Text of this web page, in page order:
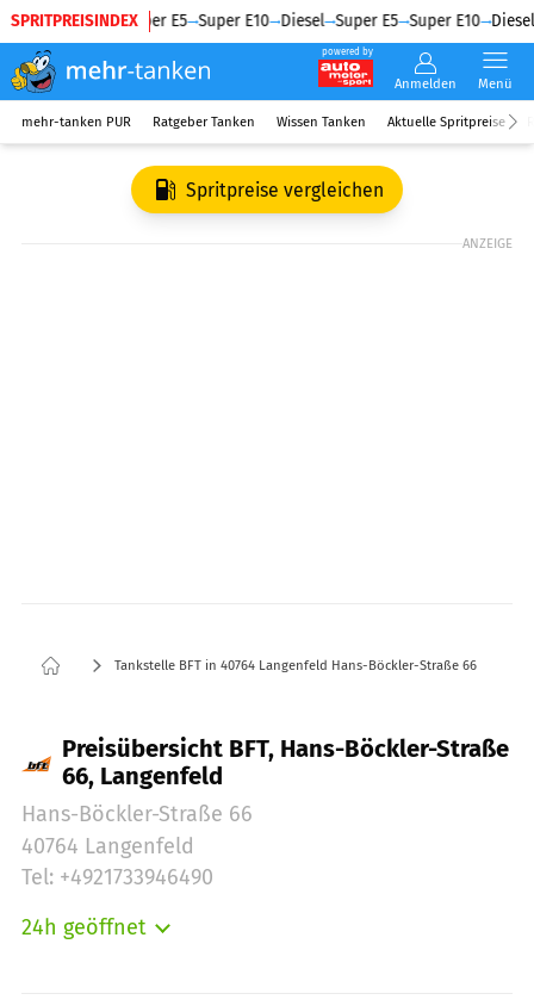
SPRITPREISINDEX
Diesel Super E5 Super E10 Diesel Super E5 Super E10 Diesel
powered by
Anmelden Menü
mehr-tanken PUR Ratgeber Tanken Wissen Tanken Aktuelle Spritpreise
Spritpreise vergleichen
ANZEIGE
Tankstelle BFT in 40764 Langenfeld Hans-Böckler-Straße 66
Preisübersicht BFT, Hans-Böckler-Straße
66, Langenfeld
Hans-Böckler-Straße 66
40764 Langenfeld
Tel: +4921733946490
24h geöffnet